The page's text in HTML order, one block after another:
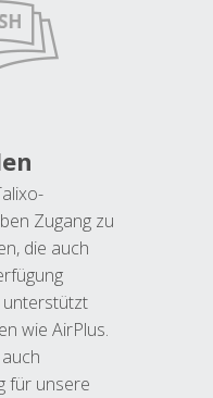
Zugang zu
die auch
unterstützt
wie AirPlus.
für unsere